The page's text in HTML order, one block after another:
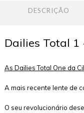
DESCRIÇÃO
Dailies Total 1
As Dailies Total One da
A mais recente lente de
O seu revolucionário